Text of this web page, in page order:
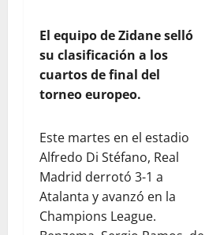
El equipo de Zidane selló
su clasificación a los
cuartos de final del
torneo europeo.
Este martes en el estadio
Alfredo Di Stéfano, Real
Madrid derrotó 3-1 a
Atalanta y avanzó en la
Champions League.